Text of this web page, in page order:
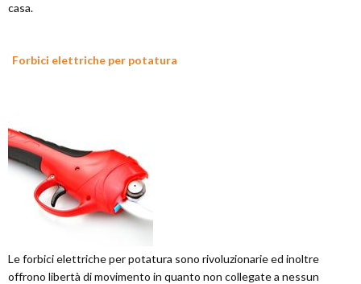
casa.
Forbici elettriche per potatura
Le forbici elettriche per potatura sono rivoluzionarie ed inoltre
offrono libertà di movimento in quanto non collegate a nessun